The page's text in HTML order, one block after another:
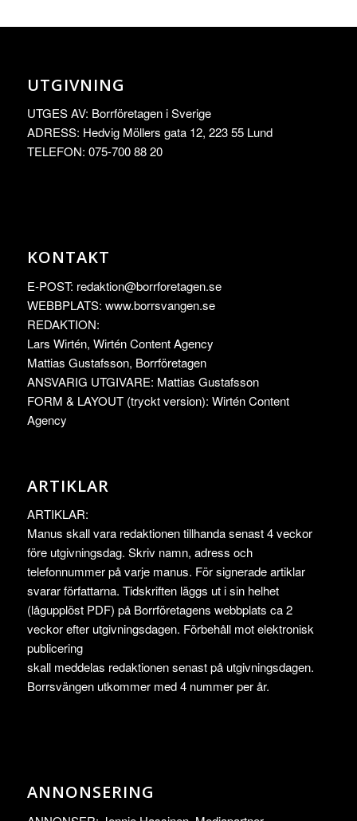
UTGIVNING
UTGES AV: Borrföretagen i Sverige
ADRESS: Hedvig Möllers gata 12, 223 55 Lund
TELEFON: 075-700 88 20
KONTAKT
E-POST: redaktion@borrforetagen.se
WEBBPLATS: www.borrsvangen.se
REDAKTION:
Lars Wirtén, Wirtén Content Agency
Mattias Gustafsson, Borrföretagen
ANSVARIG UTGIVARE: Mattias Gustafsson
FORM & LAYOUT (tryckt version): Wirtén Content
Agency
ARTIKLAR
ARTIKLAR:
Manus skall vara redaktionen tillhanda senast 4 veckor
före utgivningsdag. Skriv namn, adress och
telefonnummer på varje manus. För signerade artiklar
svarar författarna. Tidskriften läggs ut i sin helhet
(lågupplöst PDF) på Borrföretagens webbplats ca 2
veckor efter utgivningsdagen. Förbehåll mot elektronisk
publicering
skall meddelas redaktionen senast på utgivningsdagen.
Borrsvängen utkommer med 4 nummer per år.
ANNONSERING